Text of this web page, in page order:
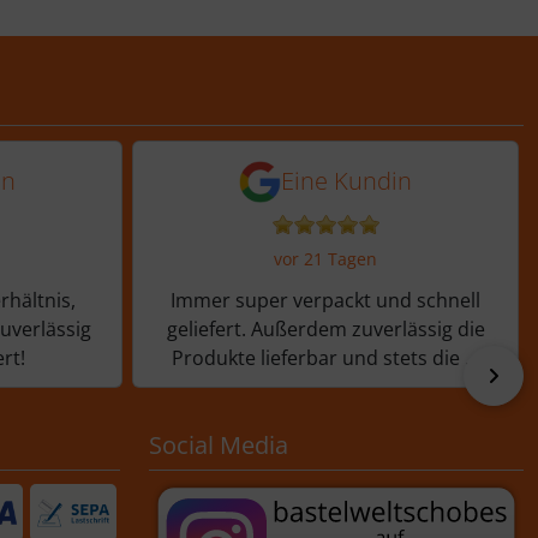
von einer Kundin vor 11 Tagen
5 von 5 Sternen von
Eine Kundin
vor 21 Tagen
Immer super verpackt und schnell
geliefert. Außerdem zuverlässig die
Produkte lieferbar und stets die ...
vor
Social Media